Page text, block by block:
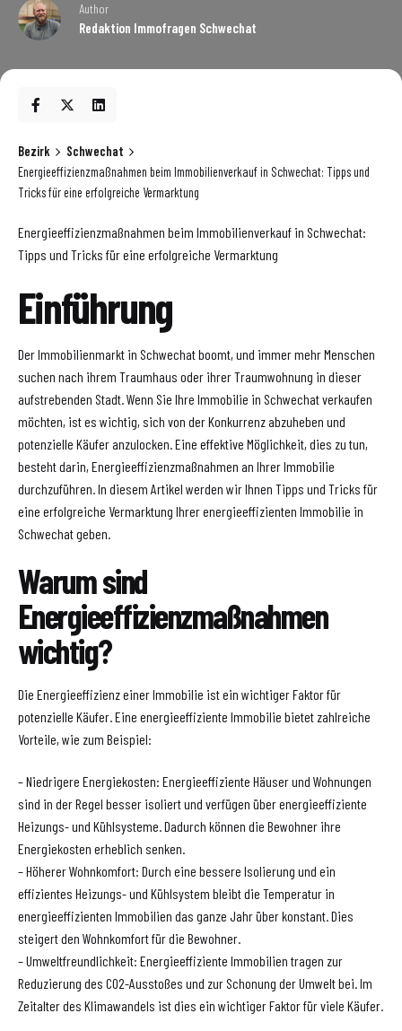
Author
Redaktion Immofragen Schwechat
Bezirk
Schwechat
Energieeffizienzmaßnahmen beim Immobilienverkauf in Schwechat: Tipps und
Tricks für eine erfolgreiche Vermarktung
Energieeffizienzmaßnahmen beim Immobilienverkauf in Schwechat:
Tipps und Tricks für eine erfolgreiche Vermarktung
Einführung
Der Immobilienmarkt in Schwechat boomt, und immer mehr Menschen
suchen nach ihrem Traumhaus oder ihrer Traumwohnung in dieser
aufstrebenden Stadt. Wenn Sie Ihre Immobilie in Schwechat verkaufen
möchten, ist es wichtig, sich von der Konkurrenz abzuheben und
potenzielle Käufer anzulocken. Eine effektive Möglichkeit, dies zu tun,
besteht darin, Energieeffizienzmaßnahmen an Ihrer Immobilie
durchzuführen. In diesem Artikel werden wir Ihnen Tipps und Tricks für
eine erfolgreiche Vermarktung Ihrer energieeffizienten Immobilie in
Schwechat geben.
Warum sind
Energieeffizienzmaßnahmen
wichtig?
Die Energieeffizienz einer Immobilie ist ein wichtiger Faktor für
potenzielle Käufer. Eine energieeffiziente Immobilie bietet zahlreiche
Vorteile, wie zum Beispiel:
– Niedrigere Energiekosten: Energieeffiziente Häuser und Wohnungen
sind in der Regel besser isoliert und verfügen über energieeffiziente
Heizungs- und Kühlsysteme. Dadurch können die Bewohner ihre
Energiekosten erheblich senken.
– Höherer Wohnkomfort: Durch eine bessere Isolierung und ein
effizientes Heizungs- und Kühlsystem bleibt die Temperatur in
energieeffizienten Immobilien das ganze Jahr über konstant. Dies
steigert den Wohnkomfort für die Bewohner.
– Umweltfreundlichkeit: Energieeffiziente Immobilien tragen zur
Reduzierung des CO2-Ausstoßes und zur Schonung der Umwelt bei. Im
Zeitalter des Klimawandels ist dies ein wichtiger Faktor für viele Käufer.